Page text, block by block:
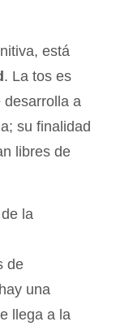
está
. La tos es
a
su finalidad
libres de
la
de
una
llega a la